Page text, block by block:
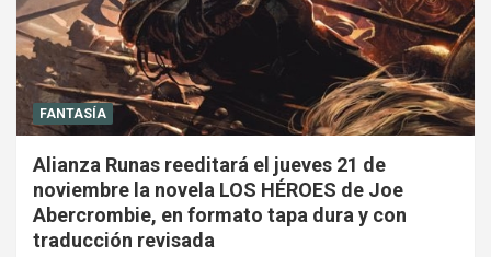
FANTASÍA
Alianza Runas reeditará el jueves 21 de
noviembre la novela LOS HÉROES de Joe
Abercrombie, en formato tapa dura y con
traducción revisada